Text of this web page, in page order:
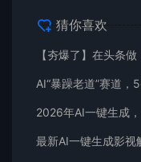
猜你喜欢